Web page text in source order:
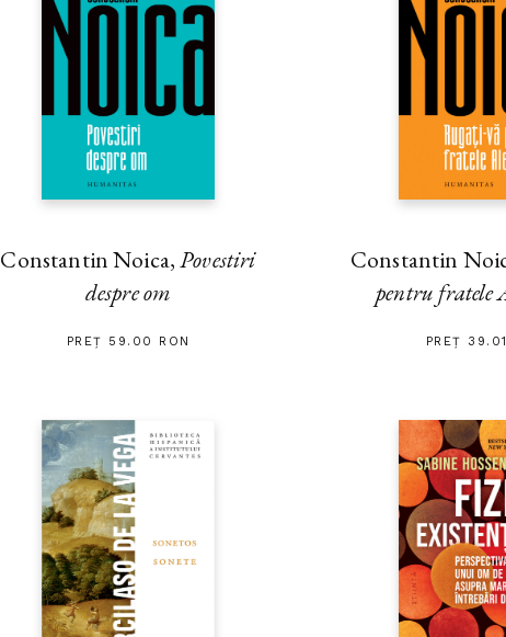
Constantin Noica,Povestiri
despre om
PREȚ 59.00 RON
Constantin
pentru fratele
PREȚ